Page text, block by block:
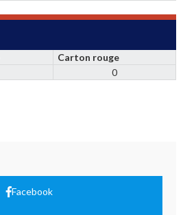
Carton rouge
0
Facebook